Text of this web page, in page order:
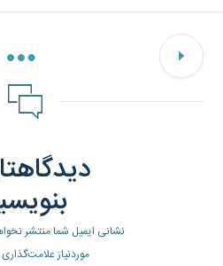
نشانی ایمیل شما منتشر
موردنیاز